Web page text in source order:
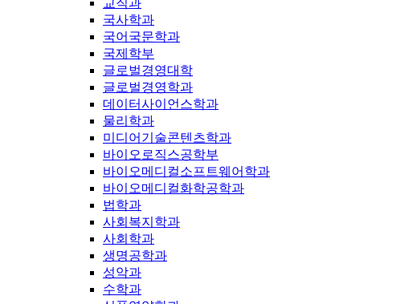
교직과
국사학과
국어국문학과
국제학부
글로벌경영대학
글로벌경영학과
데이터사이언스학과
물리학과
미디어기술콘텐츠학과
바이오로직스공학부
바이오메디컬소프트웨어학과
바이오메디컬화학공학과
법학과
사회복지학과
사회학과
생명공학과
성악과
수학과